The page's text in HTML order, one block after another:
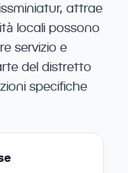
attrae
locali possono
servizio e
del distretto
specifiche